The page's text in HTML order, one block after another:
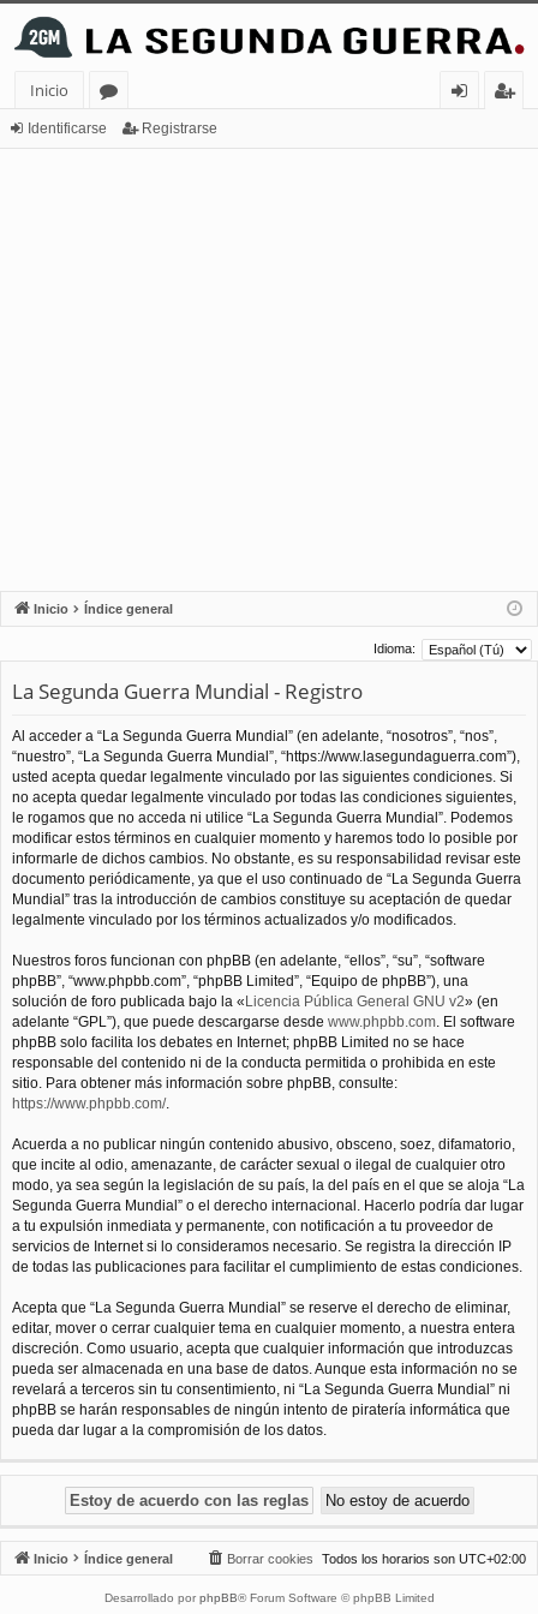
Inicio
or
Identificarse Registrarse
Inicio Índice general
Idioma:
La Segunda Guerra Mundial - Registro
Al acceder a “La Segunda Guerra Mundial” (en adelante, “nosotros”, “nos”,
“nuestro”, “La Segunda Guerra Mundial”, “https://www.lasegundaguerra.com”),
usted acepta quedar legalmente vinculado por las siguientes condiciones. Si
no acepta quedar legalmente vinculado por todas las condiciones siguientes,
le rogamos que no acceda ni utilice “La Segunda Guerra Mundial”. Podemos
modificar estos términos en cualquier momento y haremos todo lo posible por
informarle de dichos cambios. No obstante, es su responsabilidad revisar este
documento periódicamente, ya que el uso continuado de “La Segunda Guerra
Mundial” tras la introducción de cambios constituye su aceptación de quedar
legalmente vinculado por los términos actualizados y/o modificados.
Nuestros foros funcionan con phpBB (en adelante, “ellos”, “su”, “software
phpBB”, “www.phpbb.com”, “phpBB Limited”, “Equipo de phpBB”), una
solución de foro publicada bajo la «Licencia Pública General GNU v2» (en
adelante “GPL”), que puede descargarse desde www.phpbb.com. El software
phpBB solo facilita los debates en Internet; phpBB Limited no se hace
responsable del contenido ni de la conducta permitida o prohibida en este
sitio. Para obtener más información sobre phpBB, consulte:
https://www.phpbb.com/.
Acuerda a no publicar ningún contenido abusivo, obsceno, soez, difamatorio,
que incite al odio, amenazante, de carácter sexual o ilegal de cualquier otro
modo, ya sea según la legislación de su país, la del país en el que se aloja “La
Segunda Guerra Mundial” o el derecho internacional. Hacerlo podría dar lugar
a tu expulsión inmediata y permanente, con notificación a tu proveedor de
servicios de Internet si lo consideramos necesario. Se registra la dirección IP
de todas las publicaciones para facilitar el cumplimiento de estas condiciones.
Acepta que “La Segunda Guerra Mundial” se reserve el derecho de eliminar,
editar, mover o cerrar cualquier tema en cualquier momento, a nuestra entera
discreción. Como usuario, acepta que cualquier información que introduzcas
pueda ser almacenada en una base de datos. Aunque esta información no se
revelará a terceros sin tu consentimiento, ni “La Segunda Guerra Mundial” ni
phpBB se harán responsables de ningún intento de piratería informática que
pueda dar lugar a la compromisión de los datos.
Inicio Índice general Todos los horarios son UTC+02:00
Borrar cookies
Desarrollado por phpBB® Forum Software © phpBB Limited